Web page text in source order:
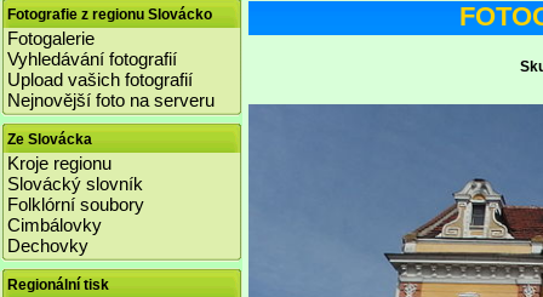
Fotografie z regionu Slovácko
Fotogalerie
Vyhledávání fotografií
Upload vašich fotografií
Nejnovější foto na serveru
Ze Slovácka
Kroje regionu
Slovácký slovník
Folklórní soubory
Cimbálovky
Dechovky
Regionální tisk